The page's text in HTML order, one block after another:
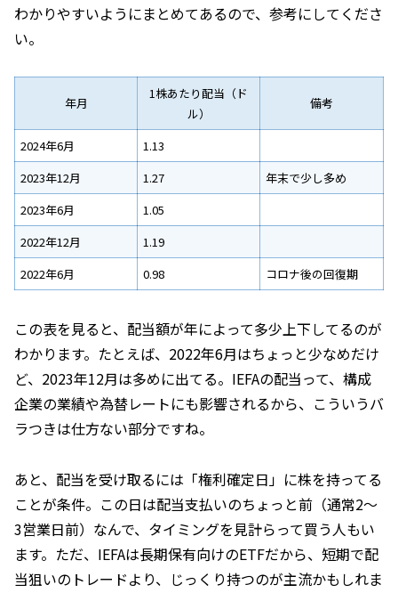
わかりやすいようにまとめてあるので、参考にしてくださ
い。
年月
1株あたり配当（ド
ル）
備考
2024年6月
1.13
2023年12月
1.27
年末で少し多め
2023年6月
1.05
2022年12月
1.19
2022年6月
0.98 コロナ後の回復期
この表を見ると、配当額が年によって多少上下してるのが
わかります。たとえば、2022年6月はちょっと少なめだけ
ど、2023年12月は多めに出てる。IEFAの配当って、構成
企業の業績や為替レートにも影響されるから、こういうバ
ラつきは仕方ない部分ですね。
あと、配当を受け取るには「権利確定日」に株を持ってる
ことが条件。この日は配当支払いのちょっと前（通常2～
3営業日前）なんで、タイミングを見計らって買う人もい
ます。ただ、IEFAは長期保有向けのETFだから、短期で配
当狙いのトレードより、じっくり持つのが主流かもしれま